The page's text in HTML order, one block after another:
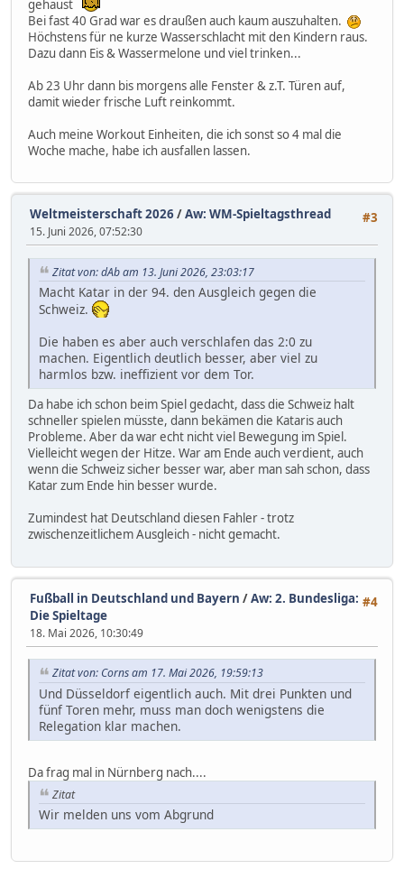
gehaust
Bei fast 40 Grad war es draußen auch kaum auszuhalten.
Höchstens für ne kurze Wasserschlacht mit den Kindern raus.
Dazu dann Eis & Wassermelone und viel trinken...
Ab 23 Uhr dann bis morgens alle Fenster & z.T. Türen auf,
damit wieder frische Luft reinkommt.
Auch meine Workout Einheiten, die ich sonst so 4 mal die
Woche mache, habe ich ausfallen lassen.
#3
Weltmeisterschaft 2026/Aw: WM-Spieltagsthread
15. Juni 2026, 07:52:30
Zitat von: dAb am 13. Juni 2026, 23:03:17
Macht Katar in der 94. den Ausgleich gegen die
Schweiz.
Die haben es aber auch verschlafen das 2:0 zu
machen. Eigentlich deutlich besser, aber viel zu
harmlos bzw. ineffizient vor dem Tor.
Da habe ich schon beim Spiel gedacht, dass die Schweiz halt
schneller spielen müsste, dann bekämen die Kataris auch
Probleme. Aber da war echt nicht viel Bewegung im Spiel.
Vielleicht wegen der Hitze. War am Ende auch verdient, auch
wenn die Schweiz sicher besser war, aber man sah schon, dass
Katar zum Ende hin besser wurde.
Zumindest hat Deutschland diesen Fahler - trotz
zwischenzeitlichem Ausgleich - nicht gemacht.
#4
Fußball in Deutschland und Bayern /Aw: 2. Bundesliga:
Die Spieltage
18. Mai 2026, 10:30:49
Zitat von: Corns am 17. Mai 2026, 19:59:13
Und Düsseldorf eigentlich auch. Mit drei Punkten und
fünf Toren mehr, muss man doch wenigstens die
Relegation klar machen.
Da frag mal in Nürnberg nach....
Zitat
Wir melden uns vom Abgrund